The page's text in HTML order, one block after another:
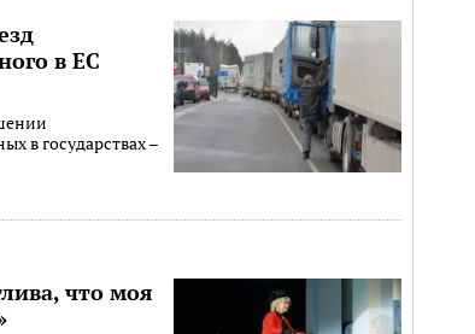
в ЕС
в государствах –
что моя